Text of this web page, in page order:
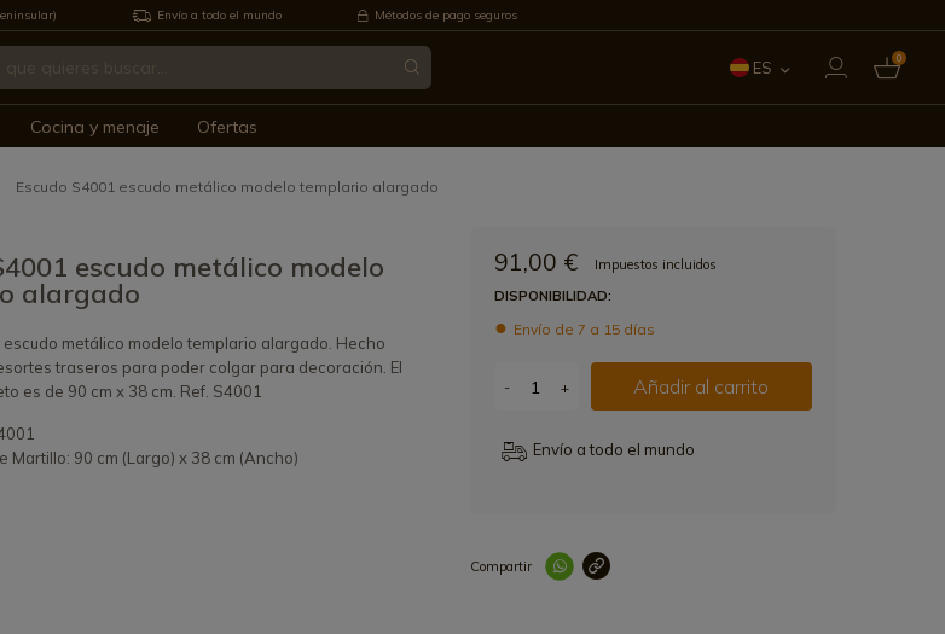
Envío a todo el mundo Métodos de pago seguros
ES 0
Cocina y menaje Ofertas
Escudo S4001 escudo metálico modelo templario alargado
escudo metálico modelo
alargado
escudo metálico modelo templario alargado. Hecho
traseros para poder colgar para decoración. El
es de 90 cm x 38 cm. Ref. S4001
Martillo: 90 cm (Largo) x 38 cm (Ancho)
91,00 €
Impuestos incluidos
DISPONIBILIDAD:
Envío de 7 a 15 días
- + Añadir al carrito
Envío a todo el mundo
Compartir